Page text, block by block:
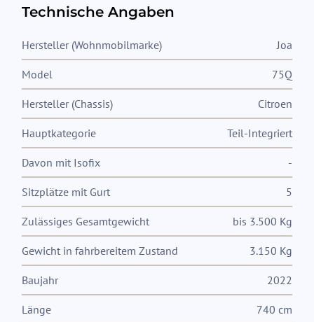
Technische Angaben
Hersteller (Wohnmobilmarke) Joa
Model 75Q
Hersteller (Chassis) Citroen
Hauptkategorie Teil-Integriert
Davon mit Isofix -
Sitzplätze mit Gurt 5
Zulässiges Gesamtgewicht bis 3.500 Kg
Gewicht in fahrbereitem Zustand 3.150 Kg
Baujahr 2022
Länge 740 cm